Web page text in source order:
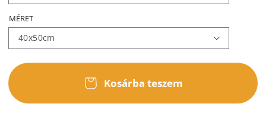
MÉRET
Kosárba teszem